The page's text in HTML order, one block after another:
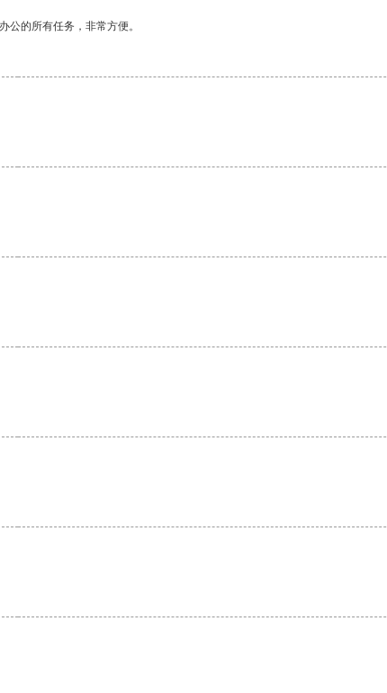
公的所有任务，非常方便。